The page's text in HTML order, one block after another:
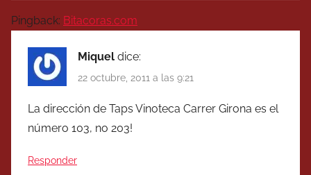
Pingback: Bitacoras.com
Miquel dice:
22 octubre, 2011 a las 9:21
La dirección de Taps Vinoteca Carrer Girona es el
número 103, no 203!
Responder